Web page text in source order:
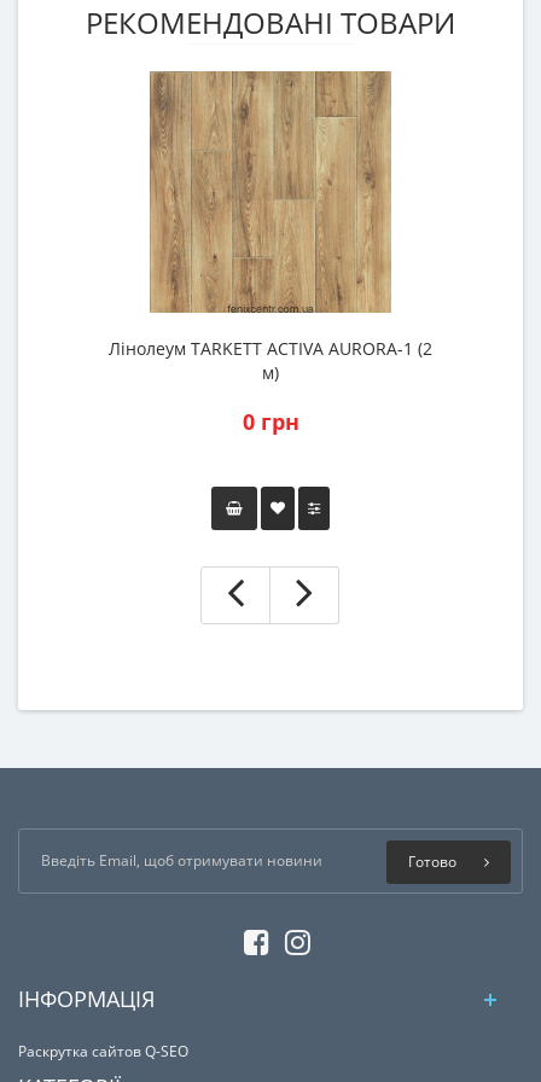
РЕКОМЕНДОВАНІ ТОВАРИ
Лінолеум TARKETT ACTIVA AURORA-1 (2
м)
0 грн
Готово
ІНФОРМАЦІЯ
Раскрутка сайтов Q-SEO